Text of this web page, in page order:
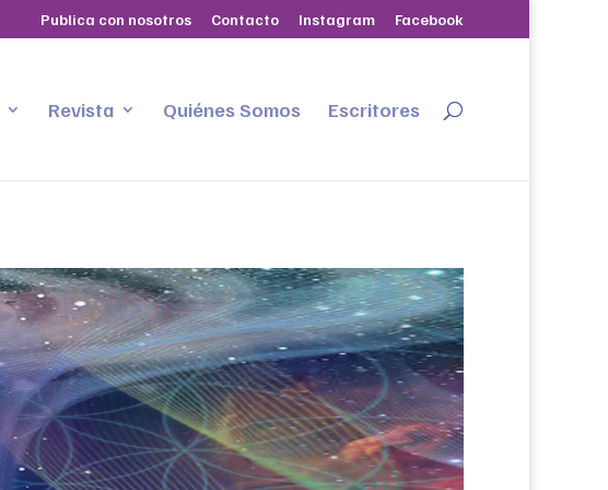
Publica con nosotros Contacto Instagram Facebook
Revista Quiénes Somos Escritores